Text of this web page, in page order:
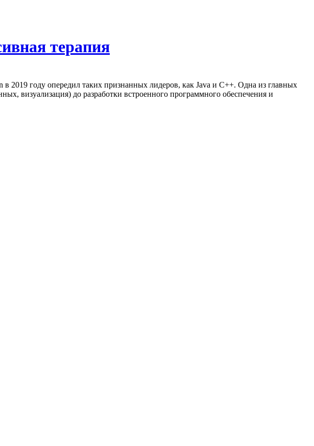
терапия
2019 году опередил таких признанных лидеров, как Java и С++. Одна из главных
визуализация) до разработки встроенного программного обеспечения и